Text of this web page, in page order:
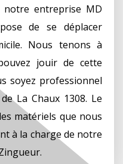
notre entreprise MD
de se déplacer
Nous tenons à
jouir de cette
soyez professionnel
La Chaux 1308. Le
matériels que nous
à la charge de notre